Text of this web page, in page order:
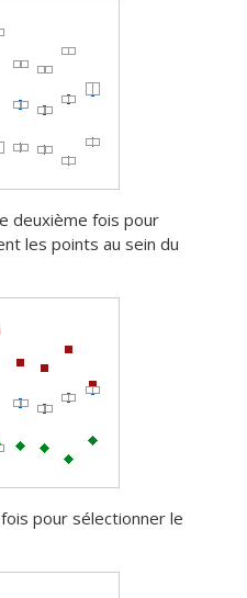
deuxième fois pour
les points au sein du
pour sélectionner le